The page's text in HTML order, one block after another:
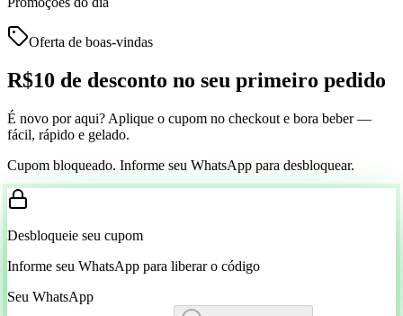
Oferta de boas-vindas
R$10 de desconto no seu primeiro pedido
É novo por aqui? Aplique o cupom no checkout e bora beber —
fácil, rápido e gelado.
Cupom bloqueado. Informe seu WhatsApp para desbloquear.
Desbloqueie seu cupom
Informe seu WhatsApp para liberar o código
Seu WhatsApp